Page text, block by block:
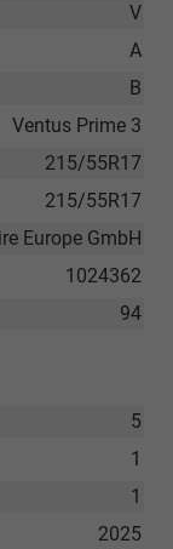
V
A
B
Ventus Prime 3
215/55R17
215/55R17
Europe GmbH
1024362
94
5
1
1
2025